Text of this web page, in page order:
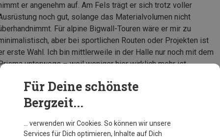
er angenehm auf. Am Fels trägt er sich trotz voller
noch gut, solange das Materialvolumen nicht
Für alpine Bigwall-Touren wäre er mir zu
aber bei sportlichen Routen oder Projekten ist
erste Wahl. Ich bin mittlerweile in der Halle nur noch mit dem
unterwegs – weil weniger hier wirklich mehr ist.
Edelrid Prisma Klettergurt
Für Deine schönste
Bergzeit...
… verwenden wir Cookies. So können wir unsere
Services für Dich optimieren, Inhalte auf Dich